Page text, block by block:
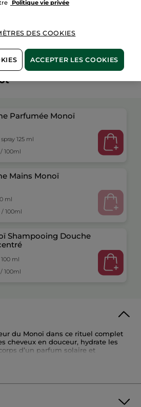
Parfumée Monoï
125 ml
100ml
Mains Monoï
ml
/ 100ml
Shampooing Douche
ml
100ml
du Monoï dans ce rituel complet
cheveux en douceur, hydrate les
d’un parfum solaire et
sans sulfate* nettoie délicatement la
Politique vie privée
DES COOKIES
ACCEPTER LES COOKIES